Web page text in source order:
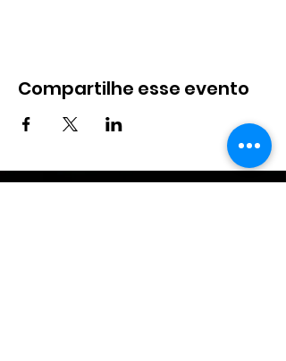
Compartilhe esse evento